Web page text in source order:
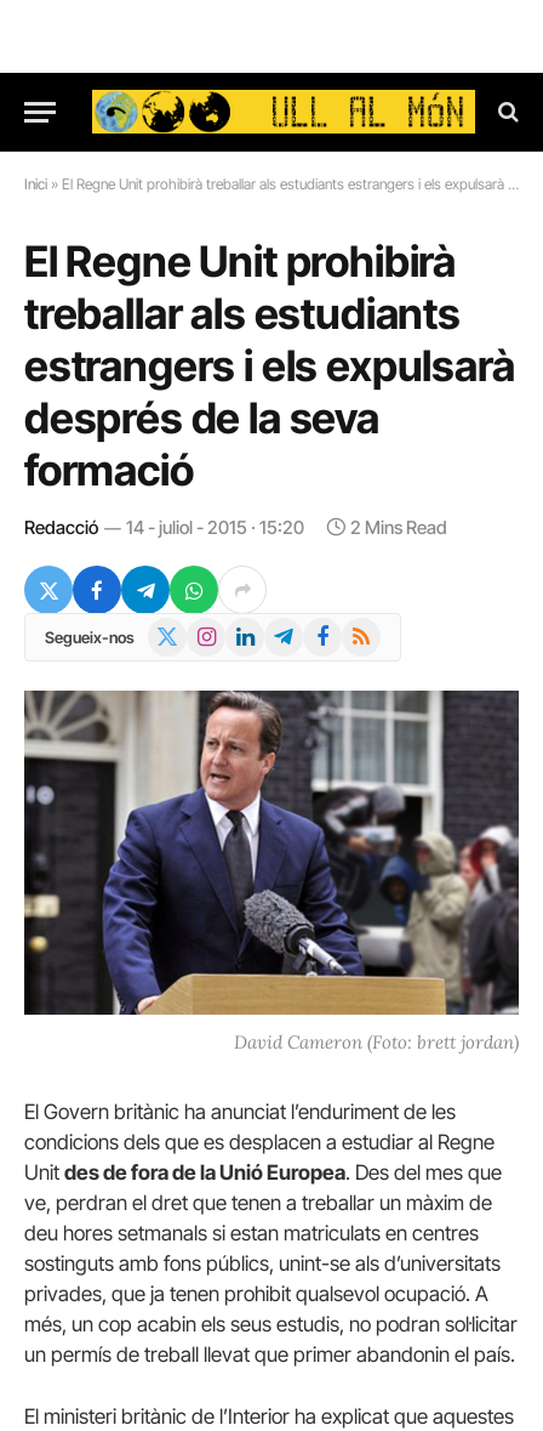
Inici » El Regne Unit prohibirà treballar als estudiants estrangers i els expulsarà després de la seva formació
El Regne Unit prohibirà
treballar als estudiants
estrangers i els expulsarà
després de la seva
formació
Redacció 14 - juliol - 2015 · 15:20 2 Mins Read
Segueix-nos InstagramLinkedInTelegramFacebook
RSS
David Cameron (Foto: brett jordan)
El Govern britànic ha anunciat l’enduriment de les
condicions dels que es desplacen a estudiar al Regne
Unit des de fora de la Unió Europea. Des del mes que
ve, perdran el dret que tenen a treballar un màxim de
deu hores setmanals si estan matriculats en centres
sostinguts amb fons públics, unint-se als d’universitats
privades, que ja tenen prohibit qualsevol ocupació. A
més, un cop acabin els seus estudis, no podran sol·licitar
un permís de treball llevat que primer abandonin el país.
El ministeri britànic de l’Interior ha explicat que aquestes